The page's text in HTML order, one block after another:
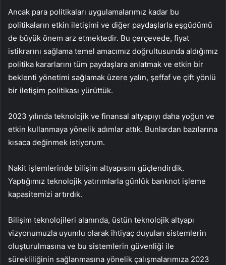
Ancak para politikaları uygulamalarımız kadar bu
politikaların etkin iletişimi ve diğer paydaşlarla eşgüdümü
de büyük önem arz etmektedir. Bu çerçevede, fiyat
istikrarını sağlama temel amacımız doğrultusunda aldığımız
politika kararlarını tüm paydaşlara anlatmak ve etkin bir
beklenti yönetimi sağlamak üzere yalın, şeffaf ve çift yönlü
bir iletişim politikası yürüttük.
2023 yılında teknolojik ve finansal altyapıyı daha yoğun ve
etkin kullanmaya yönelik adımlar attık. Bunlardan bazılarına
kısaca değinmek istiyorum.
Nakit işlemlerinde bilişim altyapısını güçlendirdik.
Yaptığımız teknolojik yatırımlarla günlük banknot işleme
kapasitemizi artırdık.
Bilişim teknolojileri alanında, üstün teknolojik altyapı
vizyonumuzla uyumlu olarak ihtiyaç duyulan sistemlerin
oluşturulmasına ve bu sistemlerin güvenliği ile
sürekliliğinin sağlanmasına yönelik çalışmalarımıza 2023